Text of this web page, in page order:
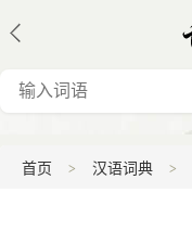
首页 汉语词典